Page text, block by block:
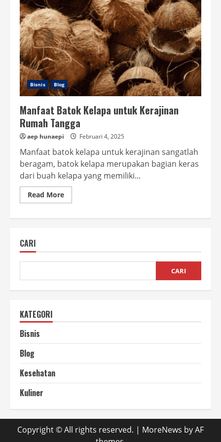
Bisnis Blog
Manfaat Batok Kelapa untuk Kerajinan
Rumah Tangga
aep hunaepi Februari 4, 2025
Manfaat batok kelapa untuk kerajinan sangatlah
beragam, batok kelapa merupakan bagian keras
dari buah kelapa yang memiliki...
Read MoreRead
more
Rumah
CARI
CARI
KATEGORI
Bisnis
Blog
Kesehatan
Kuliner
Copyright © All rights reserved. | MoreNews by AF